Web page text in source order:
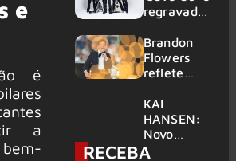
e
é
a
gravada
am Ring
2026
regravada
membros
do GHOST
e KORN
Brandon
Flowers
reflete
futuro e
levanta
possibilida
de de
KAI
HANSEN:
Novo
single
RECEBA